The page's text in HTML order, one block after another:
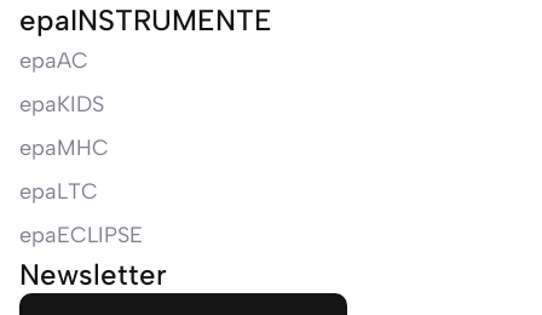
epaINSTRUMENTE
epaAC
epaKIDS
epaMHC
epaLTC
epaECLIPSE
Newsletter